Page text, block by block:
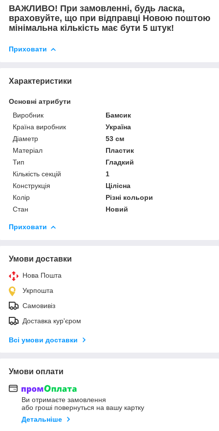
ВАЖЛИВО! При замовленні, будь ласка,
враховуйте, що при відправці Новою поштою
мінімальна кількість має бути 5 штук!
Приховати
Характеристики
Основні атрибути
Виробник
Бамсик
Країна виробник
Україна
Діаметр
53 см
Матеріал
Пластик
Тип
Гладкий
Кількість секцій
1
Конструкція
Цілісна
Колір
Різні кольори
Стан
Новий
Приховати
Умови доставки
Нова Пошта
Укрпошта
Самовивіз
Доставка кур'єром
Всі умови доставки
Умови оплати
Ви отримаєте замовлення
або гроші повернуться на вашу картку
Детальніше